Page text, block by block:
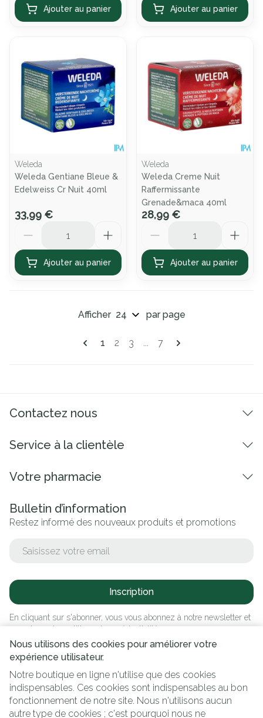
Nous utilisons des cookies pour améliorer votre
expérience utilisateur.
Notre boutique en ligne n'utilise que des cookies
indispensables. Ces cookies sont indispensables au bon
fonctionnement de notre site. Nous n'utilisons aucun
autre type de cookies ; c'est pourquoi nous ne
Ajouter au panier Ajouter au panier
Weleda
Weleda Gentiane Bleue &
Edelweiss Cr Nuit 40ml
33,99 €
Ajouter au panier
Weleda
Weleda Creme Nuit
Raffermissante
Grenade&maca 40ml
28,99 €
Ajouter au panier
Pages
Vous lisez actuellement la page
1 Page
2 Page
3 ... Page
7
Afficher par page
Contactez nous
Service à la clientèle
Votre pharmacie
Bulletin d’information
Restez informé des nouveaux produits et promotions
Inscription
En cliquant sur s'abonner, vous vous abonnez à notre newsletter et
acceptez notrepolitique de confidentialité.